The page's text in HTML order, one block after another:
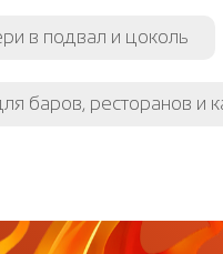
в подвал и цоколь
баров, ресторанов и